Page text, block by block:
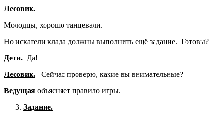
Лесовик.
Молодцы, хорошо танцевали.
Но искатели клада должны выполнить ещё задание. Готовы?
Дети. Да!
Лесовик. Сейчас проверю, какие вы внимательные?
Ведущая объясняет правило игры.
Задание.